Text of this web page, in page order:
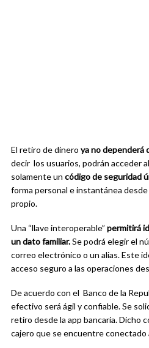
El retiro de dinero ya no dependerá
decir los usuarios, podrán acceder
solamente un código de seguridad
forma personal e instantánea
propio.
Una “llave interoperable” permitirá
un dato familiar.Se podrá elegir el
correo electrónico o un alias. Este
acceso seguro a las operaciones
De acuerdo con el Banco de la
efectivo será ágil y confiable. Se
retiro desde la app bancaria. Dicho
cajero que se encuentre conectado